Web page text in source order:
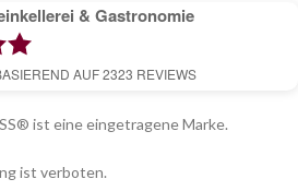
& Gastronomie
AUF2323 REVIEWS
ist eine eingetragene Marke.
ist verboten.